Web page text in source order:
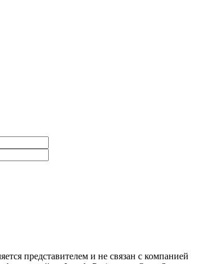
представителем и не связан с компанией